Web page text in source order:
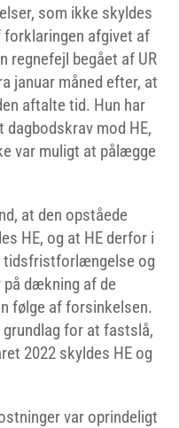
som ikke skyldes
afgivet af
regnefejl begået af UR
januar måned efter, at
aftalte tid. Hun har
mod HE,
var muligt at pålægge
at den opståede
HE, og at HE derfor i
tidsfristforlængelse og
dækning af de
følge af forsinkelsen.
for at fastslå,
2022 skyldes HE og
var oprindeligt